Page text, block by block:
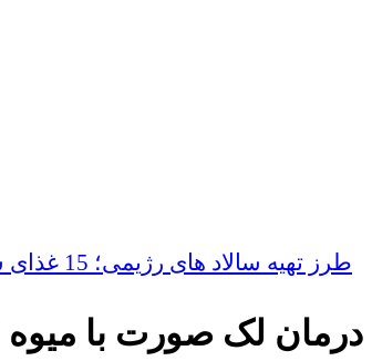
طرز تهیه سالاد های رژیمی؛ 15 غذای سالم و سبک برای کاهش وزن
درمان لک صورت با میوه ؛ این 3 میوه با پوستت